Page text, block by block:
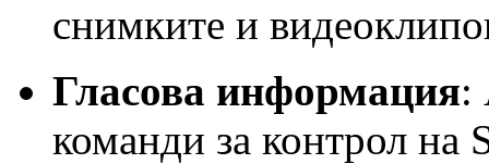
снимките и
Гласова информация:
команди за контрол на